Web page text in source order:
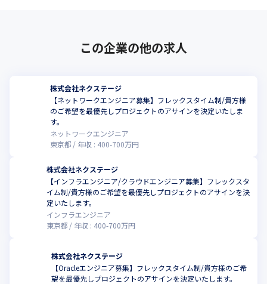
この企業の他の求人
株式会社ネクステージ
【ネットワークエンジニア募集】フレックスタイム制/貴方様
のご希望を最優先しプロジェクトのアサインを決定いたしま
す。
ネットワークエンジニア
東京都
年収 : 400-700万円
株式会社ネクステージ
【インフラエンジニア/クラウドエンジニア募集】フレックスタ
イム制/貴方様のご希望を最優先しプロジェクトのアサインを決
定いたします。
インフラエンジニア
東京都
年収 : 400-700万円
株式会社ネクステージ
【Oracleエンジニア募集】フレックスタイム制/貴方様のご希
望を最優先しプロジェクトのアサインを決定いたします。